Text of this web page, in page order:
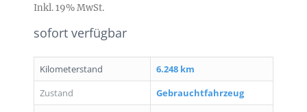
Inkl. 19% MwSt.
sofort verfügbar
Kilometerstand
6.248 km
Zustand
Gebrauchtfahrzeug